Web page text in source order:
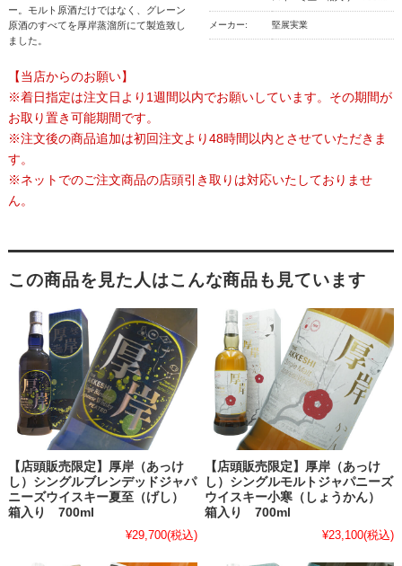
ー。モルト原酒だけではなく、グレーン
原酒のすべてを厚岸蒸溜所にて製造致し
ました。
メーカー: 堅展実業
【当店からのお願い】
※着日指定は注文日より1週間以内でお願いしています。その期間が
お取り置き可能期間です。
※注文後の商品追加は初回注文より48時間以内とさせていただきま
す。
※ネットでのご注文商品の店頭引き取りは対応いたしておりませ
ん。
この商品を見た人はこんな商品も見ています
【店頭販売限定】厚岸（あっけ
し）シングルブレンデッドジャパ
ニーズウイスキー夏至（げし）
箱入り 700ml
¥29,700(税込)
【店頭販売限定】厚岸（あっけ
し）シングルモルトジャパニーズ
ウイスキー小寒（しょうかん）
箱入り 700ml
¥23,100(税込)